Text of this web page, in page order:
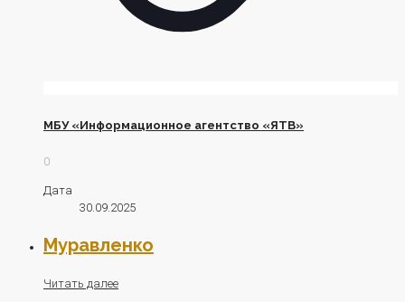
МБУ «Информационное агентство «ЯТВ»
0
Дата
30.09.2025
Муравленко
Читать далее